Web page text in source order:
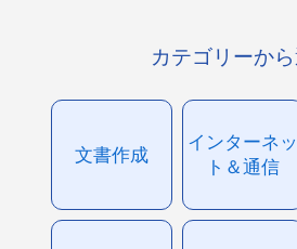
カテゴリーか
文書作成
インターネッ
ト＆通信